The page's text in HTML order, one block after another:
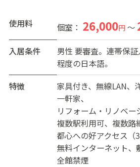
【初期費用】契約時にクリーニン
ＮＧ
使用料 個室： 26,000円～
入居条件
男性 要審査。連帯保
程度の日本語。
特徴
家具付き 無線LAN
一軒家
リフォーム・リノベー
複数駅利用可
複数路
都心への好アクセス（
無料インターネット
全館禁煙